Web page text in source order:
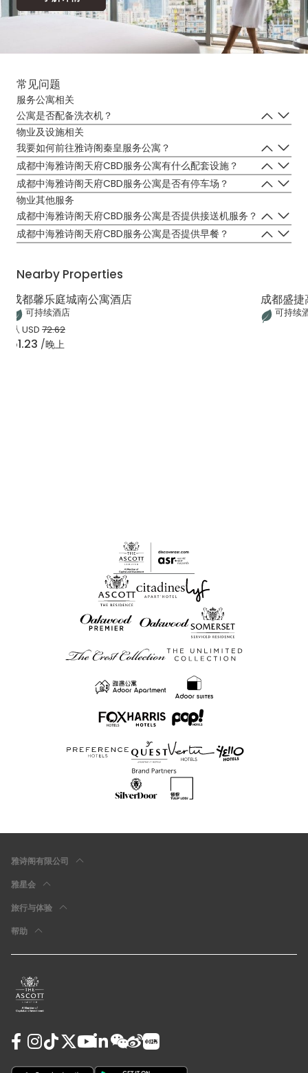
常见问题
服务公寓相关
公寓是否配备洗衣机？
公寓的所有房型均配备洗衣烘干一体机。
物业及设施相关
我要如何前往雅诗阁秦皇服务公寓？
可以乘坐出租车或乘坐地铁6号线（天府商务区站）直达成都中海雅诗
阁天府CBD服务公寓。
成都中海雅诗阁天府CBD服务公寓有什么配套设施？
成都中海雅诗阁天府CBD服务公寓提供的设施有：免费wifi、室内恒温
游泳池、健身房、儿童游乐室、餐厅、多功能会议室、影音室等。
成都中海雅诗阁天府CBD服务公寓是否有停车场？
成都中海雅诗阁天府CBD服务公寓有停车场。
物业其他服务
成都中海雅诗阁天府CBD服务公寓是否提供接送机服务？
成都中海雅诗阁天府CBD服务公寓提供有偿接机服务。住客可以拨打我
们的前台电话咨询及预定相关服务。
成都中海雅诗阁天府CBD服务公寓是否提供早餐？
Nearby Properties
成都馨乐庭城南公寓酒店
可持续酒店
从USD 72.62
51.23 /晚上
成都盛
可持续
雅诗阁有限公司
雅星会
旅行与体验
帮助